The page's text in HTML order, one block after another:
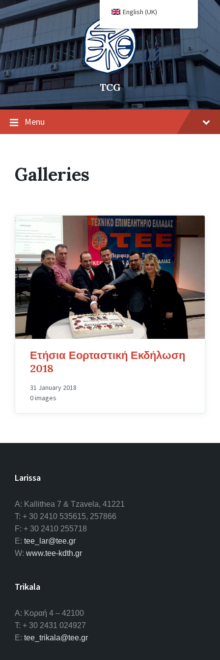
TCG
Menu
Galleries
Ετήσια Εορταστική Εκδήλωση
2018
31 January 2018
0 images
Larissa
A: Kallithea 7 & Tzavela, 41221
T: + 30 2410 535615, 257866
F: + 30 2410 255718
E: tee_lar@tee.gr
W: www.tee-kdth.gr
Trikala
Α: Κοραή 4 – 42100
T: + 30 2431 024927
E: tee_trikala@tee.gr
English (UK)